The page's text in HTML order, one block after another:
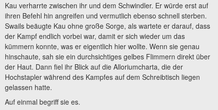
Kau verharrte zwischen ihr und dem Schwindler. Er würde erst auf
ihren Befehl hin angreifen und vermutlich ebenso schnell sterben.
Swails beäugte Kau ohne große Sorge, als wartete er darauf, dass
der Kampf endlich vorbei war, damit er sich wieder um das
kümmern konnte, was er eigentlich hier wollte. Wenn sie genau
hinschaute, sah sie ein durchsichtiges gelbes Flimmern direkt über
der Haut. Dann fiel ihr Blick auf die Alloriumcharta, die der
Hochstapler während des Kampfes auf dem Schreibtisch liegen
gelassen hatte.
Auf einmal begriff sie es.